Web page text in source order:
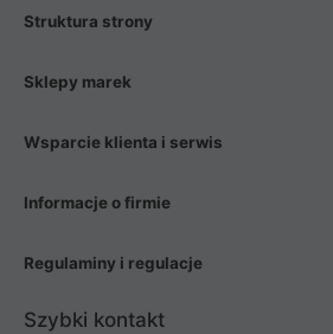
Struktura strony
Sklepy marek
Wsparcie klienta i serwis
Informacje o firmie
Regulaminy i regulacje
Szybki kontakt